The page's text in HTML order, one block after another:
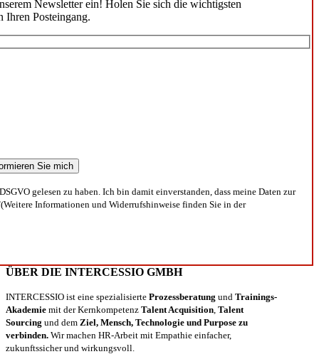
Newsletter ein! Holen Sie sich die wichtigsten
Ihren Posteingang.
gelesen zu haben. Ich bin damit einverstanden, dass meine Daten zur
Informationen und Widerrufshinweise finden Sie in der
ÜBER DIE INTERCESSIO GMBH
INTERCESSIO ist eine spezialisierte Prozessberatung und Trainings-
Akademie mit der Kernkompetenz Talent Acquisition Talent
Sourcing und dem Ziel, Mensch, Technologie und Purpose zu
verbinden. Wir machen HR-Arbeit mit Empathie einfacher,
zukunftssicher und wirkungsvoll.